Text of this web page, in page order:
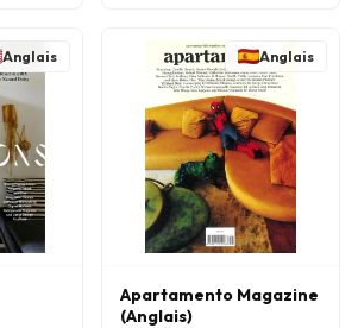
Anglais Anglais
Apartamento Magazine
(Anglais)